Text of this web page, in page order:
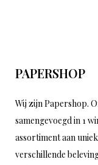
PAPERSHOP
Wij zijn Papershop.
samengevoegd in 1
assortiment aan
verschillende